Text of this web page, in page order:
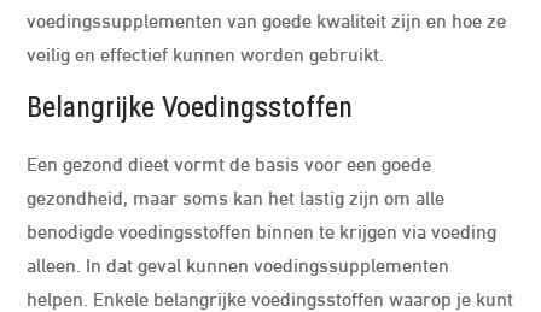
voedingssupplementen van goede kwaliteit zijn en hoe ze
veilig en effectief kunnen worden gebruikt.
Belangrijke Voedingsstoffen
Een gezond dieet vormt de basis voor een goede
gezondheid, maar soms kan het lastig zijn om alle
benodigde voedingsstoffen binnen te krijgen via voeding
alleen. In dat geval kunnen voedingssupplementen
helpen. Enkele belangrijke voedingsstoffen waarop je kunt